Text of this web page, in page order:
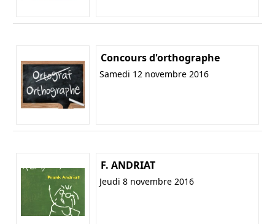
Concours d'orthographe
Samedi 12 novembre 2016
F. ANDRIAT
Jeudi 8 novembre 2016